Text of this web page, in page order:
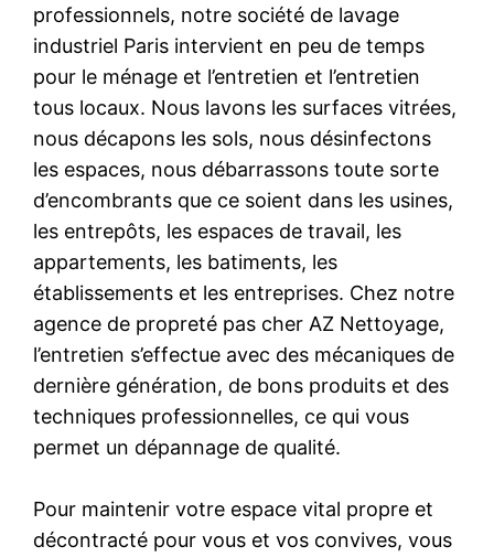
professionnels, notre société de lavage
industriel Paris intervient en peu de temps
pour le ménage et l’entretien et l’entretien
tous locaux. Nous lavons les surfaces vitrées,
nous décapons les sols, nous désinfectons
les espaces, nous débarrassons toute sorte
d’encombrants que ce soient dans les usines,
les entrepôts, les espaces de travail, les
appartements, les batiments, les
établissements et les entreprises. Chez notre
agence de propreté pas cher AZ Nettoyage,
l’entretien s’effectue avec des mécaniques de
dernière génération, de bons produits et des
techniques professionnelles, ce qui vous
permet un dépannage de qualité.
Pour maintenir votre espace vital propre et
décontracté pour vous et vos convives, vous